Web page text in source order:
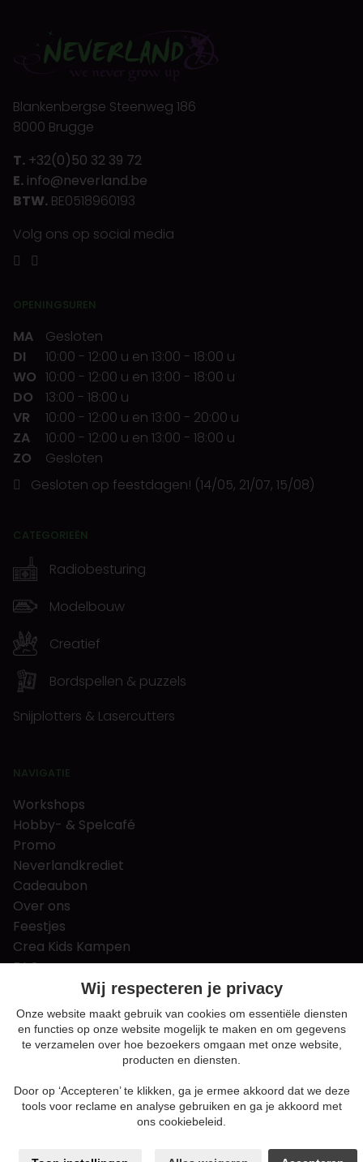
Blankenbergse Steenweg 186
8000 Brugge
T. +32(0)50 32 39 72
E. info@neverland.be
BTW. BE0518960193
Volg ons op social media
OPENINGSUREN
MA
Gesloten
DI
10:00 - 12:00 u en 13:00 - 18:00 u
WO 10:00 - 12:00 u en 13:00 - 18:00 u
DO
13:00 - 18:00 u
VR
10:00 - 12:00 u en 13:00 - 20:00 u
ZA
10:00 - 12:00 u en 13:00 - 18:00 u
ZO
Gesloten
Gesloten op feestdagen! (14/05, 21/07, 15/08)
CATEGORIEËN
Radiobesturing
Modelbouw
Creatief
Bordspellen & puzzels
Snijplotters & Lasercutters
NAVIGATIE
Workshops
Hobby- & Spelcafé
Promo
Neverlandkrediet
Cadeaubon
Over ons
Feestjes
Crea Kids Kampen
FAQ
Tips & tricks
Contact
Nieuws & Vacatures
Algemene voorwaarden
Privacy en cookie policy
Sitemap
Wij respecteren je privacy
Onze website maakt gebruik van cookies om essentiële diensten
en functies op onze website mogelijk te maken en om gegevens
te verzamelen over hoe bezoekers omgaan met onze website,
producten en diensten.
Door op ‘Accepteren’ te klikken, ga je ermee akkoord dat we deze
tools voor reclame en analyse gebruiken en ga je akkoord met
ons cookiebeleid.